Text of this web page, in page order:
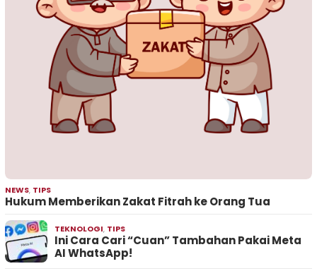
NEWS, TIPS
Hukum Memberikan Zakat Fitrah ke Orang Tua
TEKNOLOGI, TIPS
Ini Cara Cari “Cuan” Tambahan Pakai Meta
AI WhatsApp!